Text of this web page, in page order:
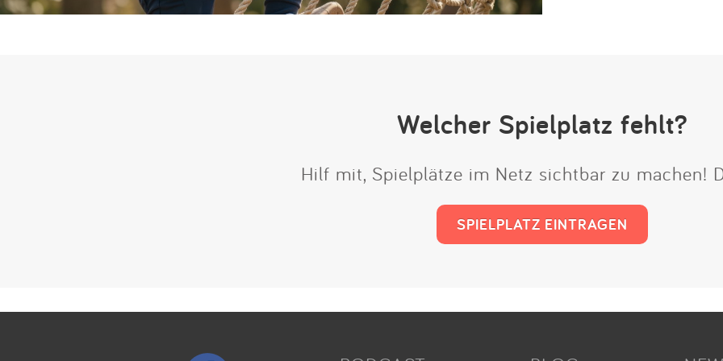
Welcher Spielplatz fehlt?
Hilf mit, Spielplätze im Netz sichtbar zu machen!
SPIELPLATZ EINTRAGEN